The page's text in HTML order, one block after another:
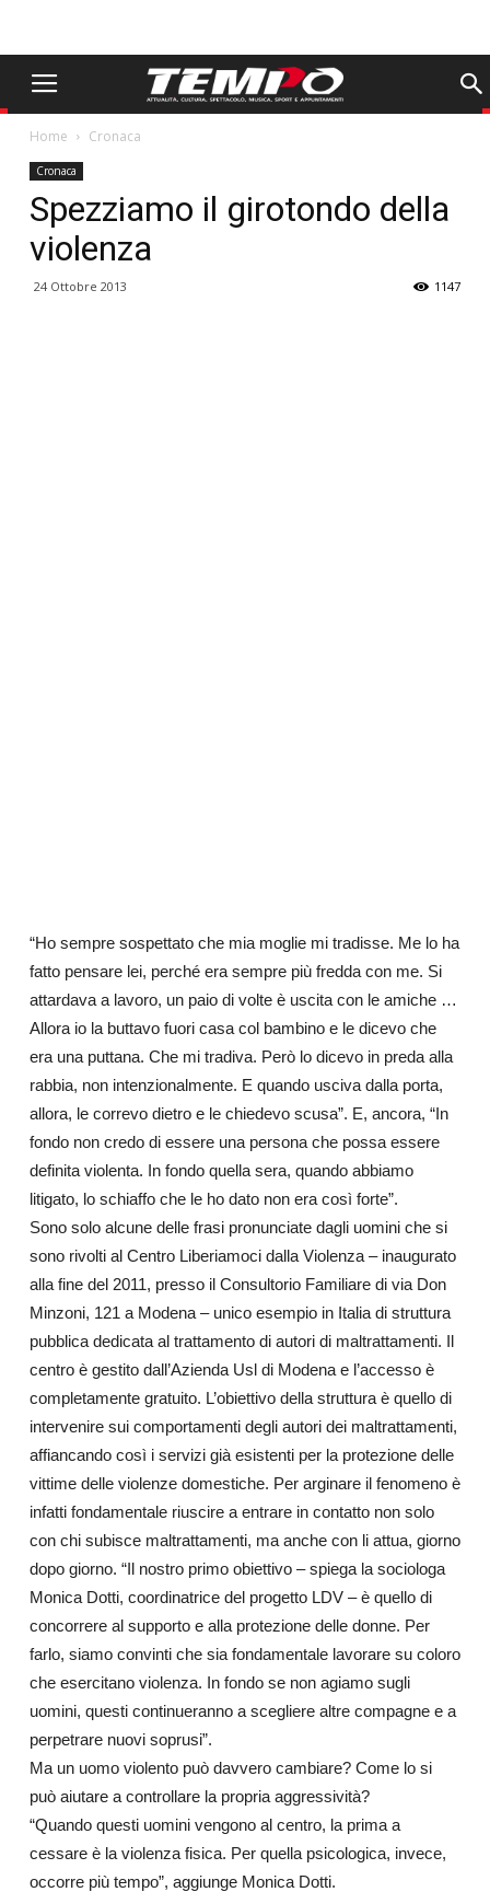
Home Cronaca
Cronaca
Spezziamo il girotondo della
violenza
24 Ottobre 2013 1147
“Ho sempre sospettato che mia moglie mi tradisse. Me lo ha
fatto pensare lei, perché era sempre più fredda con me. Si
attardava a lavoro, un paio di volte è uscita con le amiche …
Allora io la buttavo fuori casa col bambino e le dicevo che
era una puttana. Che mi tradiva. Però lo dicevo in preda alla
rabbia, non intenzionalmente. E quando usciva dalla porta,
allora, le correvo dietro e le chiedevo scusa”. E, ancora, “In
fondo non credo di essere una persona che possa essere
definita violenta. In fondo quella sera, quando abbiamo
litigato, lo schiaffo che le ho dato non era così forte”.
Sono solo alcune delle frasi pronunciate dagli uomini che si
sono rivolti al Centro Liberiamoci dalla Violenza – inaugurato
alla fine del 2011, presso il Consultorio Familiare di via Don
Minzoni, 121 a Modena – unico esempio in Italia di struttura
pubblica dedicata al trattamento di autori di maltrattamenti. Il
centro è gestito dall’Azienda Usl di Modena e l’accesso è
completamente gratuito. L’obiettivo della struttura è quello di
intervenire sui comportamenti degli autori dei maltrattamenti,
affiancando così i servizi già esistenti per la protezione delle
vittime delle violenze domestiche. Per arginare il fenomeno è
infatti fondamentale riuscire a entrare in contatto non solo
con chi subisce maltrattamenti, ma anche con li attua, giorno
dopo giorno. “Il nostro primo obiettivo – spiega la sociologa
Monica Dotti, coordinatrice del progetto LDV – è quello di
concorrere al supporto e alla protezione delle donne. Per
farlo, siamo convinti che sia fondamentale lavorare su coloro
che esercitano violenza. In fondo se non agiamo sugli
uomini, questi continueranno a scegliere altre compagne e a
perpetrare nuovi soprusi”.
Ma un uomo violento può davvero cambiare? Come lo si
può aiutare a controllare la propria aggressività?
“Quando questi uomini vengono al centro, la prima a
cessare è la violenza fisica. Per quella psicologica, invece,
occorre più tempo”, aggiunge Monica Dotti.